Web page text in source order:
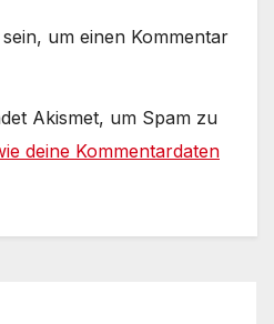
sein, um einen Kommentar
Akismet, um Spam zu
deine Kommentardaten